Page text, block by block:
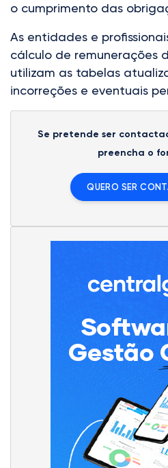
o cumprimento das
As entidades e
cálculo de remunerações
utilizam as tabelas
incorreções e eventuais
Se pretende ser
preencha o
QUERO SER